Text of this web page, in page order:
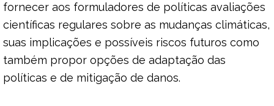
fornecer aos formuladores de políticas avaliações
científicas regulares sobre as mudanças climáticas,
suas implicações e possíveis riscos futuros como
também propor opções de adaptação das
políticas e de mitigação de danos.